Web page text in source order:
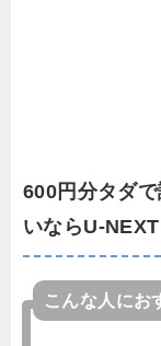
600円分タダ
いならU-NEXT
こんな人にお